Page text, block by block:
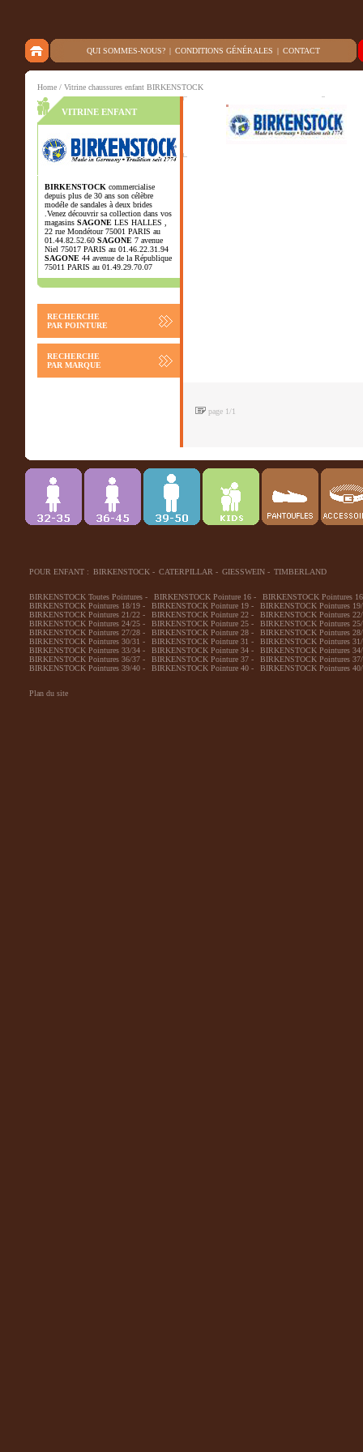
QUI SOMMES-NOUS? | CONDITIONS GÉNÉRALES | CONTACT
Home / Vitrine chaussures enfant BIRKENSTOCK
VITRINE ENFANT
BIRKENSTOCK commercialise
depuis plus de 30 ans son célèbre
modéle de sandales à deux brides
.Venez découvrir sa collection dans vos
magasins SAGONE LES HALLES ,
22 rue Mondétour 75001 PARIS au
01.44.82.52.60 SAGONE 7 avenue
Niel 75017 PARIS au 01.46.22.31.94
SAGONE 44 avenue de la République
75011 PARIS au 01.49.29.70.07
RECHERCHE
PAR POINTURE
RECHERCHE
PAR MARQUE
page 1/1
POUR ENFANT : BIRKENSTOCK - CATERPILLAR - GIESSWEIN - TIMBERLAND
BIRKENSTOCK Toutes Pointures - BIRKENSTOCK Pointure 16 -
BIRKENSTOCK Pointures
BIRKENSTOCK Pointures 18/19 - BIRKENSTOCK Pointure 19 -
BIRKENSTOCK Pointures
BIRKENSTOCK Pointures 21/22 - BIRKENSTOCK Pointure 22 -
BIRKENSTOCK Pointures
BIRKENSTOCK Pointures 24/25 - BIRKENSTOCK Pointure 25 -
BIRKENSTOCK Pointures
BIRKENSTOCK Pointures 27/28 - BIRKENSTOCK Pointure 28 -
BIRKENSTOCK Pointures
BIRKENSTOCK Pointures 30/31 - BIRKENSTOCK Pointure 31 -
BIRKENSTOCK Pointures
BIRKENSTOCK Pointures 33/34 - BIRKENSTOCK Pointure 34 -
BIRKENSTOCK Pointures
BIRKENSTOCK Pointures 36/37 - BIRKENSTOCK Pointure 37 -
BIRKENSTOCK Pointures
BIRKENSTOCK Pointures 39/40 - BIRKENSTOCK Pointure 40 - BIRKENSTOCK Pointures
Plan du site